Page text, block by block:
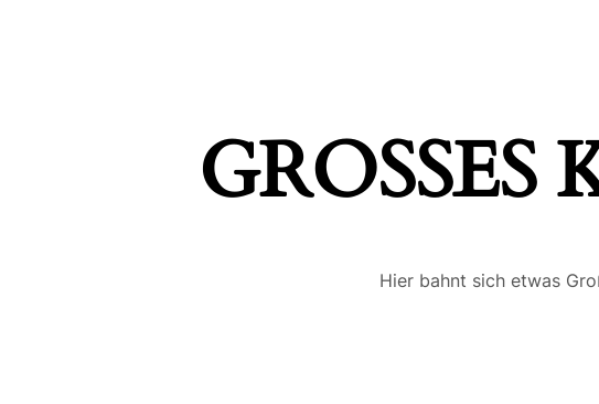
GROSSES
Hier bahnt sich etwas